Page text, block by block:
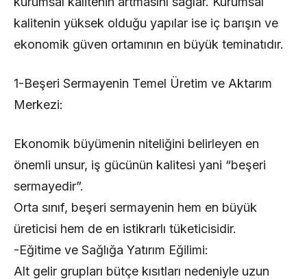
kalitenin yüksek olduğu yapılar ise iç barışın ve
ekonomik güven ortamının en büyük teminatıdır.
1-Beşeri Sermayenin Temel Üretim ve Aktarım
Merkezi:
Ekonomik büyümenin niteliğini belirleyen en
önemli unsur, iş gücünün kalitesi yani “beşeri
sermayedir”.
Orta sınıf, beşeri sermayenin hem en büyük
üreticisi hem de en istikrarlı tüketicisidir.
-Eğitime ve Sağlığa Yatırım Eğilimi:
Alt gelir grupları bütçe kısıtları nedeniyle uzun